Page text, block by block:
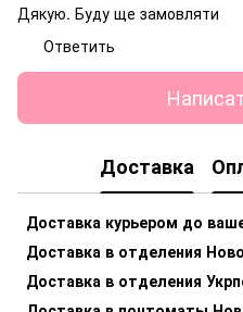
Дякую. Буду ще замовляти
Ответить
Доставка
Доставка курьером до
Доставка в отделения
Доставка в отделения